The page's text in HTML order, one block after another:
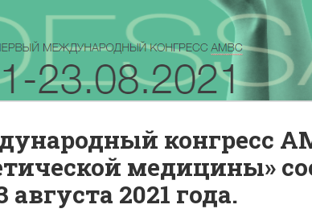
конгресс
медицины»
августа 2021 года.